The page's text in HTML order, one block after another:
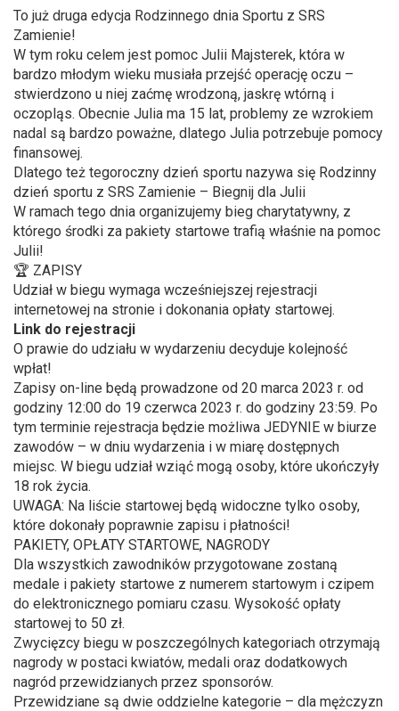
Podkreślanie odnośników Zaznacz odnośniki
cached
Zresetuj wszystkie opcje
accessibility
Deklaracja dostępności
To już druga edycja Rodzinnego dnia Sportu z SRS
Zamienie!
W tym roku celem jest pomoc Julii Majsterek, która w
bardzo młodym wieku musiała przejść operację oczu –
stwierdzono u niej zaćmę wrodzoną, jaskrę wtórną i
oczopląs. Obecnie Julia ma 15 lat, problemy ze wzrokiem
nadal są bardzo poważne, dlatego Julia potrzebuje pomocy
finansowej.
Dlatego też tegoroczny dzień sportu nazywa się Rodzinny
dzień sportu z SRS Zamienie – Biegnij dla Julii
W ramach tego dnia organizujemy bieg charytatywny, z
którego środki za pakiety startowe trafią właśnie na pomoc
Julii!
🏆 ZAPISY
Udział w biegu wymaga wcześniejszej rejestracji
internetowej na stronie i dokonania opłaty startowej.
Link do rejestracji
O prawie do udziału w wydarzeniu decyduje kolejność
wpłat!
Zapisy on-line będą prowadzone od 20 marca 2023 r. od
godziny 12:00 do 19 czerwca 2023 r. do godziny 23:59. Po
tym terminie rejestracja będzie możliwa JEDYNIE w biurze
zawodów – w dniu wydarzenia i w miarę dostępnych
miejsc. W biegu udział wziąć mogą osoby, które ukończyły
18 rok życia.
UWAGA: Na liście startowej będą widoczne tylko osoby,
które dokonały poprawnie zapisu i płatności!
PAKIETY, OPŁATY STARTOWE, NAGRODY
Dla wszystkich zawodników przygotowane zostaną
medale i pakiety startowe z numerem startowym i czipem
do elektronicznego pomiaru czasu. Wysokość opłaty
startowej to 50 zł.
Zwycięzcy biegu w poszczególnych kategoriach otrzymają
nagrody w postaci kwiatów, medali oraz dodatkowych
nagród przewidzianych przez sponsorów.
Przewidziane są dwie oddzielne kategorie – dla mężczyzn